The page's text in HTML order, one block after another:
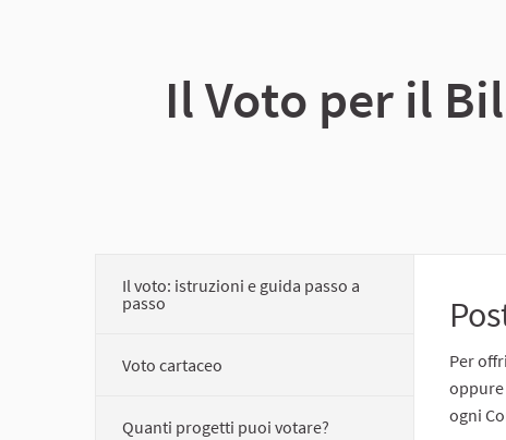
Il Voto per il
Il voto: istruzioni e guida passo a
passo
Voto cartaceo
Quanti progetti puoi votare?
Per
oppure
ogni